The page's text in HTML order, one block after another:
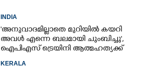
INDIA
'അനുവാദമില്ലാതെ മുറിയിൽ കയറി
അവൾ എന്നെ ബലമായി ചുംബിച്ചു',
ഐപിഎസ് ട്രെയിനി ആത്മഹത്യക്ക്
KERALA